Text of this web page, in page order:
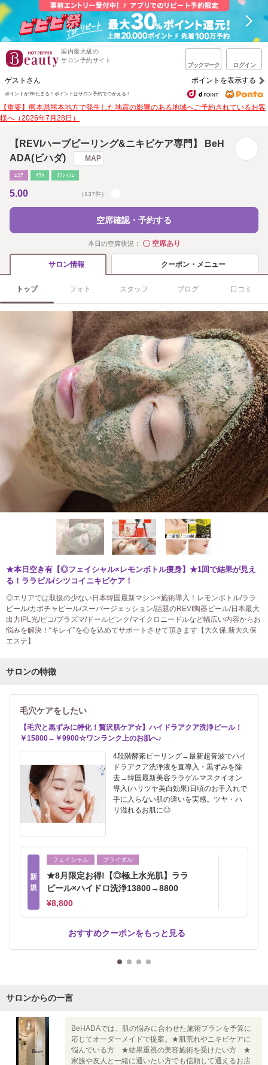
国内最大級の
サロン予約サイト
ブックマーク ログイン
ゲストさん ポイントを表示する
ポイントが1%たまる！ ポイントはサロン予約でつかえる！
【重要】熊本県熊本地方で発生した地震の影響のある地域へご予約されているお客
様へ（2026年7月28日）
【REVIハーブピーリング&ニキビケア専門】 BeH
ADA(ビハダ)
MAP
ｴｽﾃ ﾘﾗｸ ﾘﾌﾚｯｼｭ
5.00 （137件）
空席確認・予約する
本日の空席状況： ◯空席あり
サロン情報 クーポン・メニュー
トップ フォト スタッフ ブログ 口コミ
★本日空き有【◎フェイシャル×レモンボトル痩身】★1回で結果が見え
る！ララピル/シツコイニキビケア！
◎エリアでは取扱の少ない日本韓国最新マシン×施術導入！レモンボトル/ララ
ピール/カボチャピール/スーパージェッション/話題のREVI陶器ピール/日本最大
出力IPL光/ピコ/プラズマ/ドールピンク/マイクロニードルなど幅広い内容からお
悩みを解決！“キレイ”を心を込めてサポートさせて頂きます【大久保.新大久保
エステ】
サロンの特徴
毛穴ケアをしたい
【毛穴と黒ずみに特化！贅沢肌ケア☆】ハイドラアクア洗浄ピール！
￥15800→￥9900☆ワンランク上のお肌へ♪
4段階酵素ピーリング→最新超音波でハイ
ドラアクア洗浄液を直導入・黒ずみを除
去→韓国最新美容ララゲルマスクイオン
導入(ハリツヤ美白効果)日頃のお手入れで
手に入らない肌の違いを実感。ツヤ・ハ
リ溢れるお肌に◎
新
規
フェイシャル ブライダル
★8月限定お得!【◎極上水光肌】ララ
ピール×ハイドロ洗浄13800→8800
¥8,800
おすすめクーポンをもっと見る
サロンからの一言
BeHADAでは、肌の悩みに合わせた施術プランを予算に
応じてオーダーメイドで提案。★肌荒れやニキビケアに
悩んでいる方 ★結果重視の美容施術を受けたい方 ★
家族や友人と一緒に通いたい方でも信頼して通えるお店